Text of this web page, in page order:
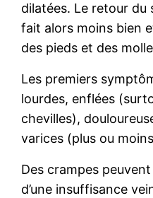
dilatées. Le retour
fait alors moins bien
des pieds et des
Les premiers
lourdes, enflées
chevilles),
varices (plus ou
Des crampes
d’une insuffisance